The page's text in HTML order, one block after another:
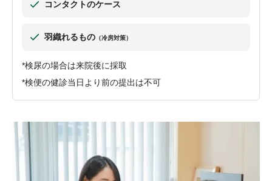
コンタクトのケース
羽織れるもの （冷房対策）
*検尿の場合は来院後に採取
*検便の健診当日より前の提出は不可